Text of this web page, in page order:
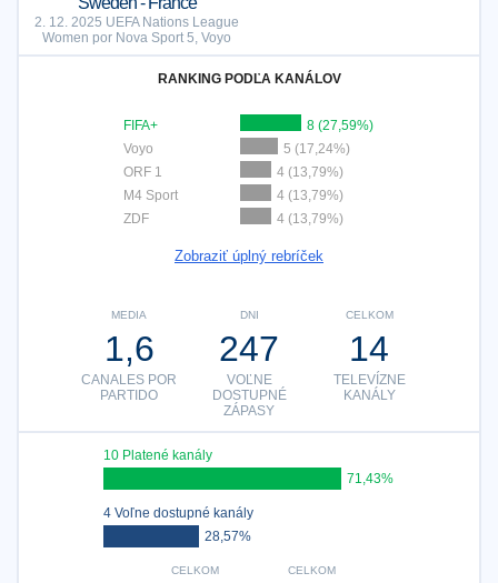
2. 12. 2025 UEFA Nations League
Women por Nova Sport 5, Voyo
RANKING PODĽA KANÁLOV
FIFA+
8 (27,59%)
Voyo
5 (17,24%)
ORF 1
4 (13,79%)
M4 Sport
4 (13,79%)
ZDF
4 (13,79%)
Zobraziť úplný rebríček
CELKOM
14
TELEVÍZNE
KANÁLY
DNI
247
VOĽNE
DOSTUPNÉ
ZÁPASY
MEDIA
1,6
CANALES POR
PARTIDO
10 Platené kanály
71,43%
4 Voľne dostupné kanály
28,57%
CELKOM
CELKOM